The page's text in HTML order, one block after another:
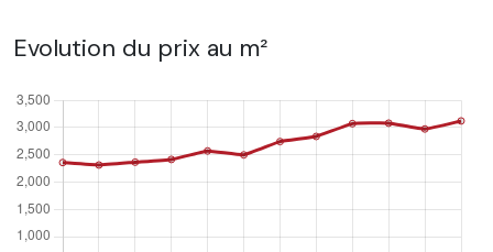
Evolution du prix au m²